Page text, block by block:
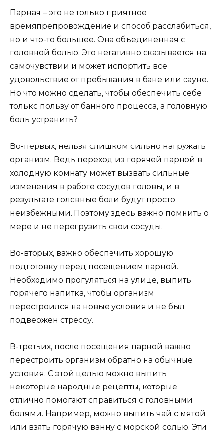
Парная – это не только приятное
времяпрепровождение и способ расслабиться,
но и что-то большее. Она объединенная с
головной болью. Это негативно сказывается на
самочувствии и может испортить все
удовольствие от пребывания в бане или сауне.
Но что можно сделать, чтобы обеспечить себе
только пользу от банного процесса, а головную
боль устранить?
Во-первых, нельзя слишком сильно нагружать
организм. Ведь переход из горячей парной в
холодную комнату может вызвать сильные
изменения в работе сосудов головы, и в
результате головные боли будут просто
неизбежными. Поэтому здесь важно помнить о
мере и не перегрузить свои сосуды.
Во-вторых, важно обеспечить хорошую
подготовку перед посещением парной.
Необходимо прогуляться на улице, выпить
горячего напитка, чтобы организм
перестроился на новые условия и не был
подвержен стрессу.
В-третьих, после посещения парной важно
перестроить организм обратно на обычные
условия. С этой целью можно выпить
некоторые народные рецепты, которые
отлично помогают справиться с головными
болями. Например, можно выпить чай с мятой
или взять горячую ванну с морской солью. Эти